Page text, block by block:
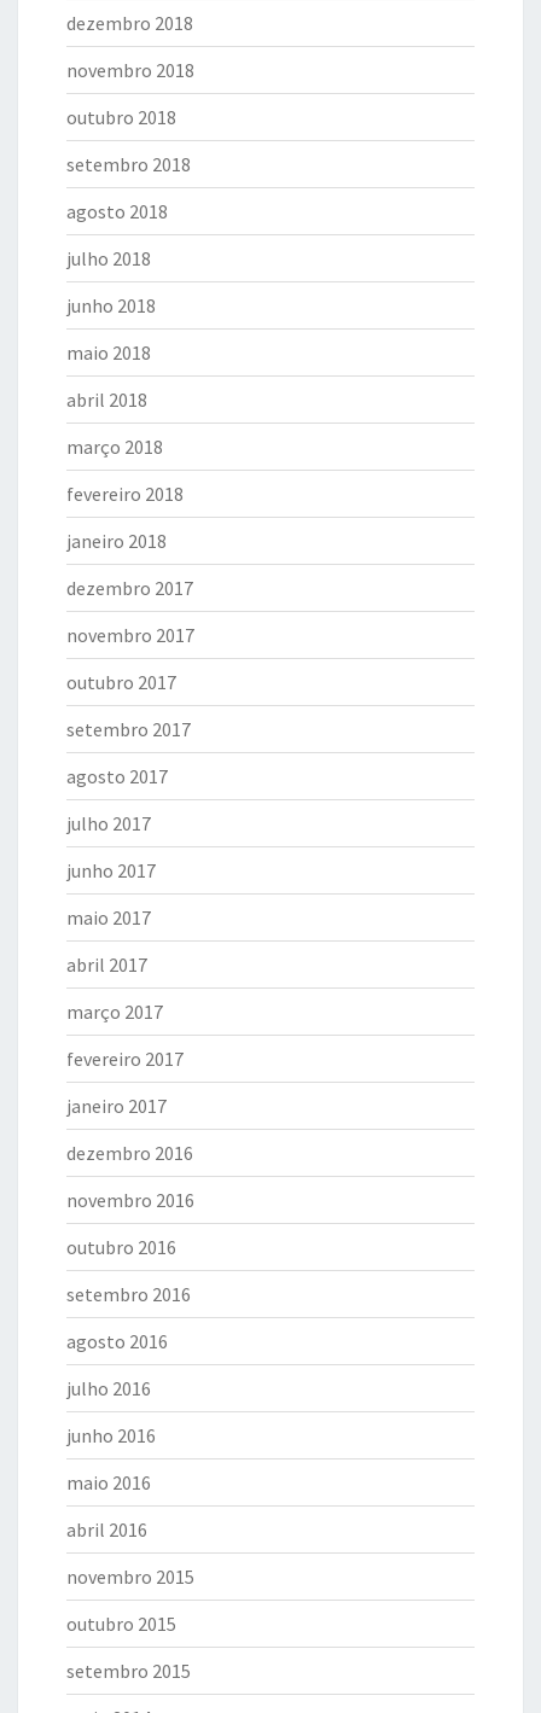
dezembro 2018
novembro 2018
outubro 2018
setembro 2018
agosto 2018
julho 2018
junho 2018
maio 2018
abril 2018
março 2018
fevereiro 2018
janeiro 2018
dezembro 2017
novembro 2017
outubro 2017
setembro 2017
agosto 2017
julho 2017
junho 2017
maio 2017
abril 2017
março 2017
fevereiro 2017
janeiro 2017
dezembro 2016
novembro 2016
outubro 2016
setembro 2016
agosto 2016
julho 2016
junho 2016
maio 2016
abril 2016
novembro 2015
outubro 2015
setembro 2015